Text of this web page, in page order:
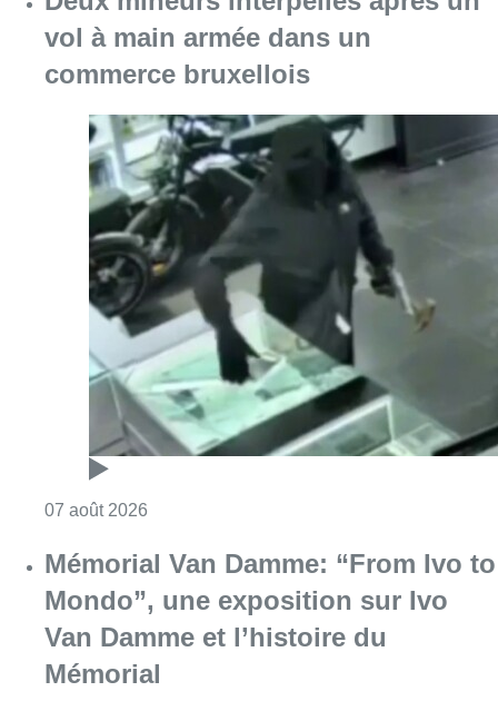
07 août 2026Consulter l'article "Deux mineurs
Mémorial Van Damme: “From Ivo to
Mondo”, une exposition sur Ivo
Van Damme et l’histoire du
Mémorial